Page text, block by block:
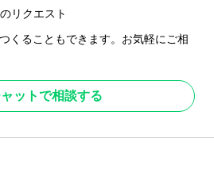
リクエスト
くることもできます。お気軽にご相
ットで相談する